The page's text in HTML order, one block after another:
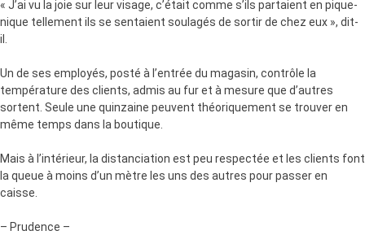
« J’ai vu la joie sur leur visage, c’était comme s’ils partaient en pique-
nique tellement ils se sentaient soulagés de sortir de chez eux », dit-
il.
Un de ses employés, posté à l’entrée du magasin, contrôle la
température des clients, admis au fur et à mesure que d’autres
sortent. Seule une quinzaine peuvent théoriquement se trouver en
même temps dans la boutique.
Mais à l’intérieur, la distanciation est peu respectée et les clients font
la queue à moins d’un mètre les uns des autres pour passer en
caisse.
– Prudence –